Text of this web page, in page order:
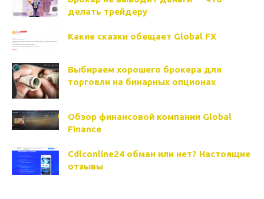
делать трейдеру
Какие сказки обещает Global FX
Выбираем хорошего брокера для
торговли на бинарных опционах
Обзор финансовой компании Global
Finance
Cdlconline24 обман или нет? Настоящие
отзывы